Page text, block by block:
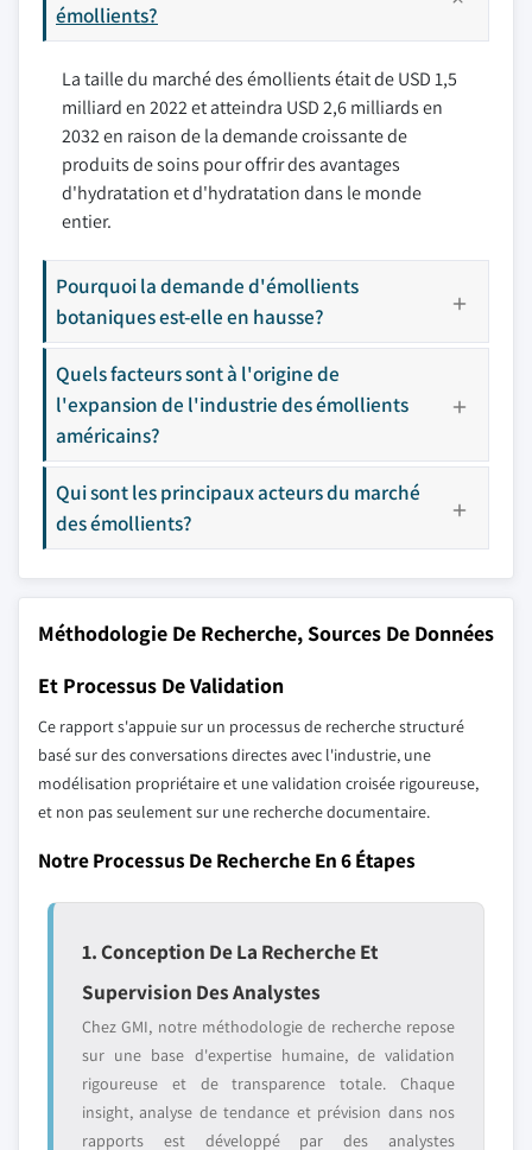
émollients?
La taille du marché des émollients était de USD 1,5
milliard en 2022 et atteindra USD 2,6 milliards en
2032 en raison de la demande croissante de
produits de soins pour offrir des avantages
d'hydratation et d'hydratation dans le monde
entier.
Pourquoi la demande d'émollients
botaniques est-elle en hausse?
Quels facteurs sont à l'origine de
l'expansion de l'industrie des émollients
américains?
Qui sont les principaux acteurs du marché
des émollients?
Méthodologie De Recherche, Sources De Données
Et Processus De Validation
Ce rapport s'appuie sur un processus de recherche structuré
basé sur des conversations directes avec l'industrie, une
modélisation propriétaire et une validation croisée rigoureuse,
et non pas seulement sur une recherche documentaire.
Notre Processus De Recherche En 6 Étapes
1. Conception De La Recherche Et
Supervision Des Analystes
Chez GMI, notre méthodologie de recherche repose
sur une base d'expertise humaine, de validation
rigoureuse et de transparence totale. Chaque
insight, analyse de tendance et prévision dans nos
rapports est développé par des analystes